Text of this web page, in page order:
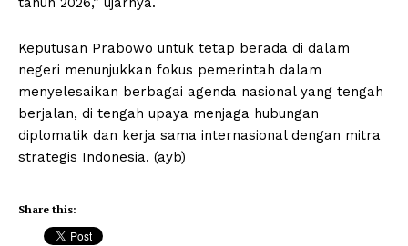
Keputusan Prabowo untuk tetap berada di dalam
negeri menunjukkan fokus pemerintah dalam
menyelesaikan berbagai agenda nasional yang tengah
berjalan, di tengah upaya menjaga hubungan
diplomatik dan kerja sama internasional dengan mitra
strategis Indonesia. (ayb)
Share this: